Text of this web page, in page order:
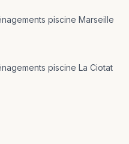
piscine Marseille
piscine La Ciotat